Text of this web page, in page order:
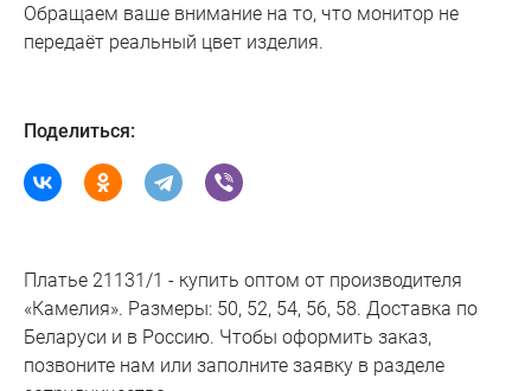
Обращаем ваше внимание на то, что монитор не
передаёт реальный цвет изделия.
Поделиться:
Платье 21131/1 - купить оптом от производителя
«Камелия». Размеры: 50, 52, 54, 56, 58. Доставка по
Беларуси и в Россию. Чтобы оформить заказ,
позвоните нам или заполните заявку в разделе